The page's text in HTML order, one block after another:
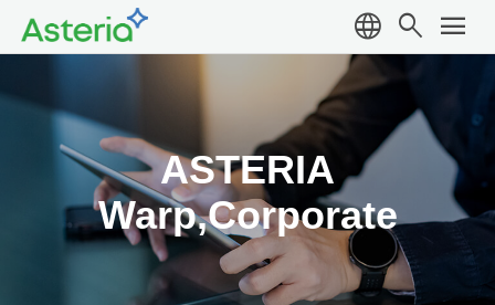
language search menu
ASTERIA
Warp,Corporate